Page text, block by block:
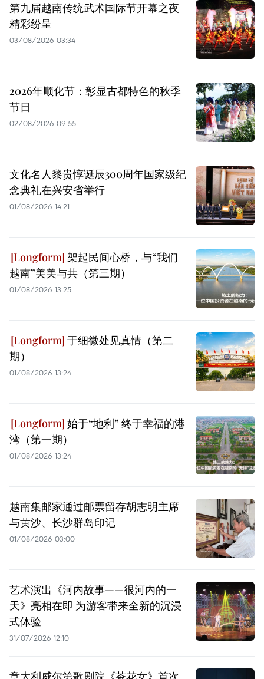
第九届越南传统武术国际节开幕之夜
精彩纷呈
03/08/2026 03:34
2026年顺化节：彰显古都特色的秋季
节日
02/08/2026 09:55
文化名人黎贵惇诞辰300周年国家级纪
念典礼在兴安省举行
01/08/2026 14:21
架起民间心桥，与“我们
越南”美美与共（第三期）
01/08/2026 13:25
于细微处见真情（第二
期）
01/08/2026 13:24
始于“地利” 终于幸福的港
湾（第一期）
01/08/2026 13:24
越南集邮家通过邮票留存胡志明主席
与黄沙、长沙群岛印记
01/08/2026 03:00
艺术演出《河内故事——很河内的一
天》亮相在即 为游客带来全新的沉浸
式体验
31/07/2026 12:10